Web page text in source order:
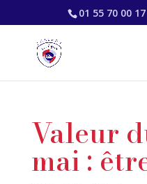
01 55 70 00 17
Valeur
mai :